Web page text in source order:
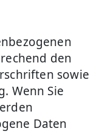
den
sowie
Wenn Sie
Daten